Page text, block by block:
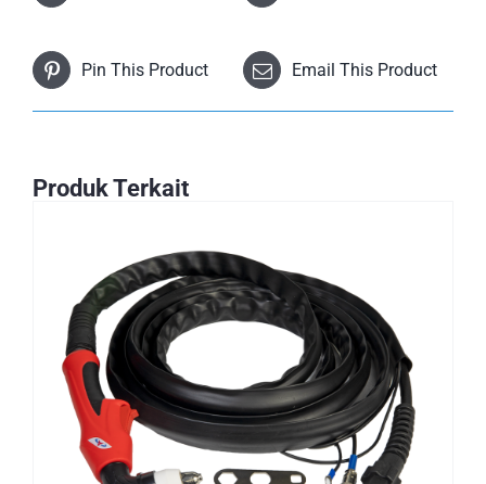
Pin This Product Email This Product
Produk Terkait